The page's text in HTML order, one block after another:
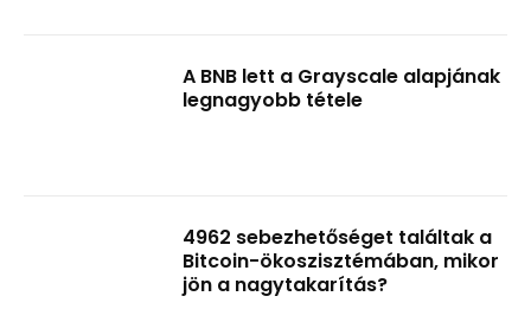
A BNB lett a Grayscale alapjának
legnagyobb tétele
4962 sebezhetőséget találtak a
Bitcoin-ökoszisztémában, mikor
jön a nagytakarítás?